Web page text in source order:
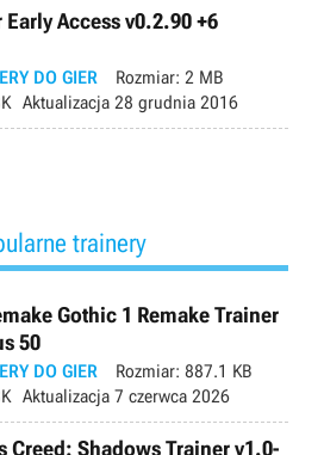
Early Access v0.2.90 +6
DO GIER Rozmiar: 2 MB
Aktualizacja 28 grudnia 2016
trainery
Gothic 1 Remake Trainer
50
DO GIER Rozmiar: 887.1 KB
Aktualizacja 7 czerwca 2026
Creed: Shadows Trainer v1.0-